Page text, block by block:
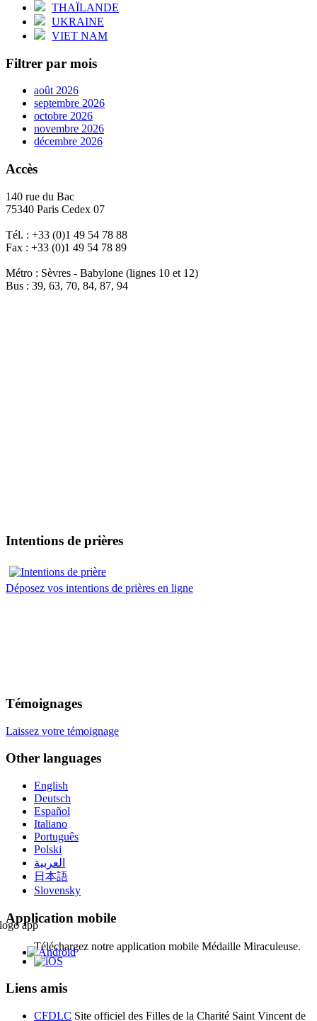
THAÏLANDE
UKRAINE
VIET NAM
Filtrer par mois
août 2026
septembre 2026
octobre 2026
novembre 2026
décembre 2026
Accès
140 rue du Bac
75340 Paris Cedex 07
Tél. : +33 (0)1 49 54 78 88
Fax : +33 (0)1 49 54 78 89
Métro : Sèvres - Babylone (lignes 10 et 12)
Bus : 39, 63, 70, 84, 87, 94
Intentions de prières
Déposez vos intentions de prières en ligne
Témoignages
Laissez votre témoignage
Other languages
English
Deutsch
Español
Italiano
Português
Polski
العربية
日本語
Slovensky
Application mobile
Téléchargez notre application mobile Médaille Miraculeuse.
Liens amis
CFDLC Site officiel des Filles de la Charité Saint Vincent de